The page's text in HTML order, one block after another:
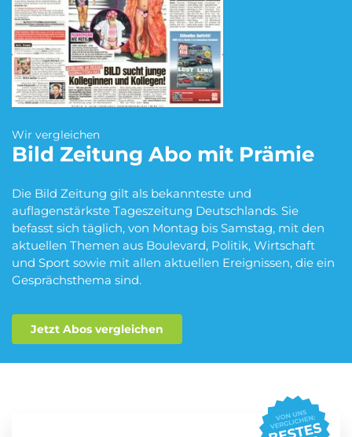
Blumen Abo Dating App Abo
eBook Abo
Kino Abo Kochbox Abo
Musik-Streaming Abo
Schmuck Abo
Wir vergleichen
Bild Zeitung Abo mit Prämie
Die Bild Zeitung gilt als bekannteste und
auflagenstärkste Tageszeitung Deutschlands. Sie
befasst sich täglich, von Montag bis Samstag, mit den
aktuellen Themen aus Boulevard, Politik, Wirtschaft
und Sport sowie mit allen aktuellen Ereignissen, die ein
Gesprächsthema sind.
Jetzt Abos vergleichen